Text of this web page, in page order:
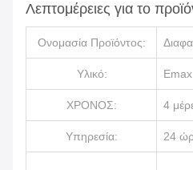
Λεπτομέρειες για το
Ονομασία Προϊόντος:
Υλικό: Emax
ΧΡΟΝΟΣ: 4
Υπηρεσία: 24